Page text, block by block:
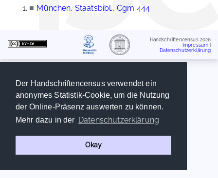
Der Handschriftencensus verwendet ein
anonymes Statistik-Cookie, um die Nutzung
der Online-Präsenz auswerten zu können.
Mehr dazu in der Datenschutzerklärung
Okay
■ München, Staatsbibl., Cgm 444
Handschriftencensus 2026
Impressum
Datenschutzerklärung